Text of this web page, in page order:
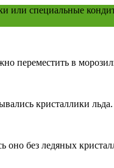
или специальные
переместить в
кристаллики льда.
оно без ледяных